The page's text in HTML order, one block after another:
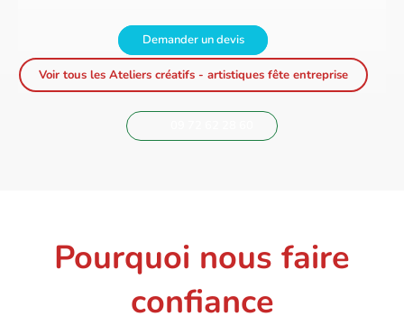
Demander un devis
Voir tous les Ateliers créatifs - artistiques fête entreprise
Pourquoi nous faire
confiance